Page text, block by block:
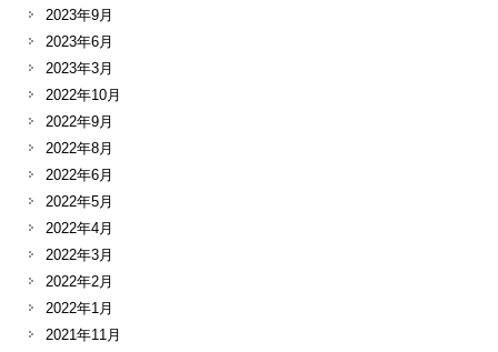
2023年9月
2023年6月
2023年3月
2022年10月
2022年9月
2022年8月
2022年6月
2022年5月
2022年4月
2022年3月
2022年2月
2022年1月
2021年11月